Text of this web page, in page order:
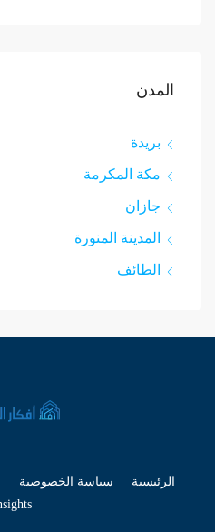
المدن
بريدة
مكة المكرمة
جازان
المدينة المنورة
الطائف
الرئيسية سياسة الخصوصية